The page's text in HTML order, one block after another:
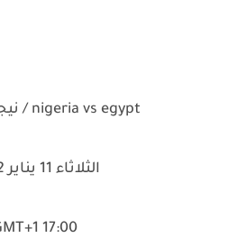
nigeria vs egypt / نيجيريا - مصر
الثلاثاء 11 يناير 2022
17:00 GMT+1